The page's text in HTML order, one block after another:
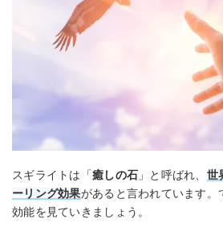
スギライトは「癒しの石 」と呼ばれ、 世
ーリング効果があると言われています
効能を見ていきましょう。